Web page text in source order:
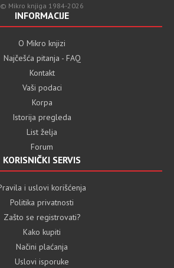
© Mikro knjiga 1984-2026
INFORMACIJE
O Mikro knjizi
Najčešća pitanja - FAQ
Kontakt
Vaši podaci
Korpa
Istorija pregleda
List želja
Forum
KORISNIČKI SERVIS
i uslovi korišćenja
Politika privatnosti
Zašto se registrovati?
Kako kupiti
Načini plaćanja
Uslovi isporuke